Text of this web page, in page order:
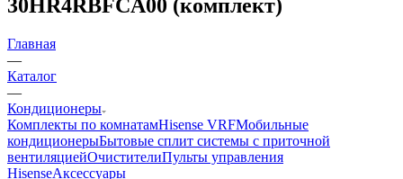
30HR4RBFCA00 (комплект)
Главная
—
Каталог
—
Кондиционеры
Комплекты по комнатамHisense VRFМобильные
кондиционерыБытовые сплит системы с приточной
вентиляциейОчистителиПульты управления
HisenseАксессуары